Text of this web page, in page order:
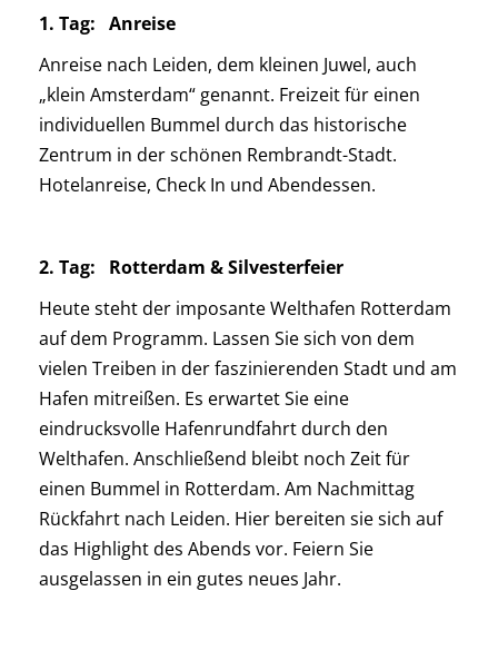
1. Tag: Anreise
Anreise nach Leiden, dem kleinen Juwel, auch
„klein Amsterdam“ genannt. Freizeit für einen
individuellen Bummel durch das historische
Zentrum in der schönen Rembrandt-Stadt.
Hotelanreise, Check In und Abendessen.
2. Tag:
Rotterdam & Silvesterfeier
Heute steht der imposante Welthafen Rotterdam
auf dem Programm. Lassen Sie sich von dem
vielen Treiben in der faszinierenden Stadt und am
Hafen mitreißen. Es erwartet Sie eine
eindrucksvolle Hafenrundfahrt durch den
Welthafen. Anschließend bleibt noch Zeit für
einen Bummel in Rotterdam. Am Nachmittag
Rückfahrt nach Leiden. Hier bereiten sie sich auf
das Highlight des Abends vor. Feiern Sie
ausgelassen in ein gutes neues Jahr.